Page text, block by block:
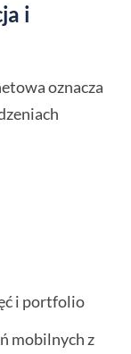
i
oznacza
i portfolio
mobilnych z